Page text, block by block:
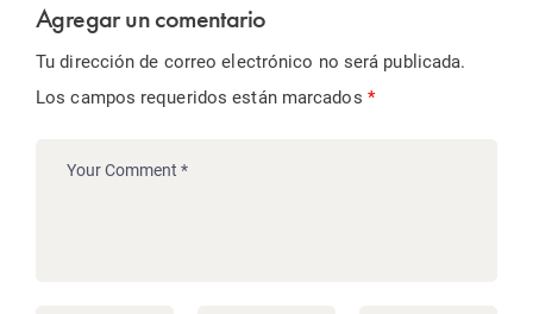
Agregar un comentario
Tu dirección de correo electrónico no será publicada.
Los campos requeridos están marcados *